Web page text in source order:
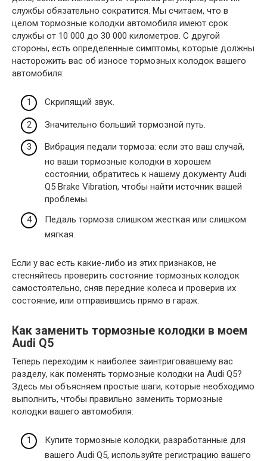
службы обязательно сократится. Мы считаем, что в
целом тормозные колодки автомобиля имеют срок
службы от 10 000 до 30 000 километров. С другой
стороны, есть определенные симптомы, которые должны
насторожить вас об износе тормозных колодок вашего
автомобиля:
Скрипящий звук.
Значительно больший тормозной путь.
Вибрация педали тормоза: если это ваш случай,
но ваши тормозные колодки в хорошем
состоянии, обратитесь к нашему документу Audi
Q5 Brake Vibration, чтобы найти источник вашей
проблемы.
Педаль тормоза слишком жесткая или слишком
мягкая.
Если у вас есть какие-либо из этих признаков, не
стесняйтесь проверить состояние тормозных колодок
самостоятельно, сняв передние колеса и проверив их
состояние, или отправившись прямо в гараж.
Как заменить тормозные колодки в моем
Audi Q5
Теперь переходим к наиболее заинтриговавшему вас
разделу, как поменять тормозные колодки на Audi Q5?
Здесь мы объясняем простые шаги, которые необходимо
выполнить, чтобы правильно заменить тормозные
колодки вашего автомобиля:
Купите тормозные колодки, разработанные для
вашего Audi Q5, используйте регистрацию вашего